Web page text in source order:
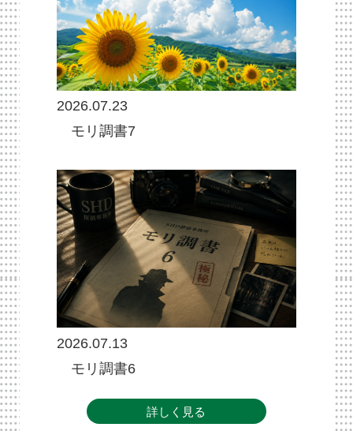
2026.07.23
モリ調書7
2026.07.13
モリ調書6
詳しく見る